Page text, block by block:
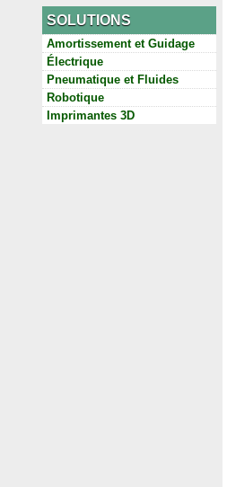
SOLUTIONS
Amortissement et Guidage
Électrique
Pneumatique et Fluides
Robotique
Imprimantes 3D